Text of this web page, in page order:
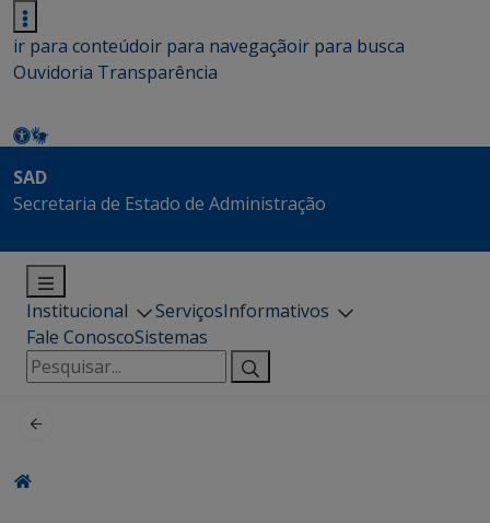
ir para conteúdoir para navegaçãoir para busca
Ouvidoria Transparência
SAD
Secretaria de Estado de Administração
Institucional ServiçosInformativos
Fale ConoscoSistemas
Pesquisar
por: